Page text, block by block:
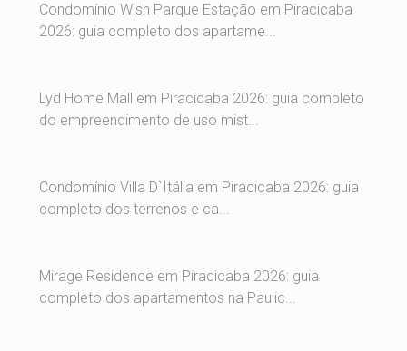
Condomínio Wish Parque Estação em Piracicaba
2026: guia completo dos apartame...
Lyd Home Mall em Piracicaba 2026: guia completo
do empreendimento de uso mist...
Condomínio Villa D`Itália em Piracicaba 2026: guia
completo dos terrenos e ca...
Mirage Residence em Piracicaba 2026: guia
completo dos apartamentos na Paulic...